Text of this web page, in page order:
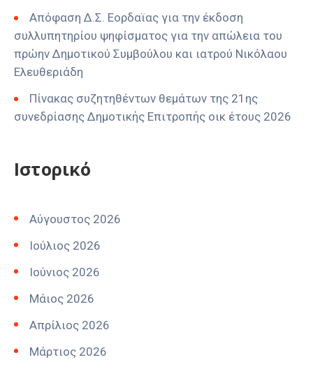
Απόφαση Δ.Σ. Εορδαϊας για την έκδοση
συλλυπητηρίου ψηφίσματος για την απώλεια του
πρώην Δημοτικού Συμβούλου και ιατρού Νικόλαου
Ελευθεριάδη
Πίνακας συζητηθέντων θεμάτων της 21ης
συνεδρίασης Δημοτικής Επιτροπής οικ έτους 2026
Ιστορικό
Αύγουστος 2026
Ιούλιος 2026
Ιούνιος 2026
Μάιος 2026
Απρίλιος 2026
Μάρτιος 2026